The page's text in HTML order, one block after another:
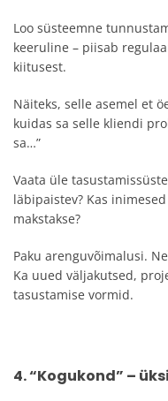
Loo süsteemne
keeruline – piisab
kiitusest.
Näiteks, selle asemel et
kuidas sa selle kliendi
sa…”
Vaata üle
läbipaistev? Kas
makstakse?
Paku arenguvõimalusi.
Ka uued väljakutsed,
tasustamise vormid.
4. “Kogukond” –